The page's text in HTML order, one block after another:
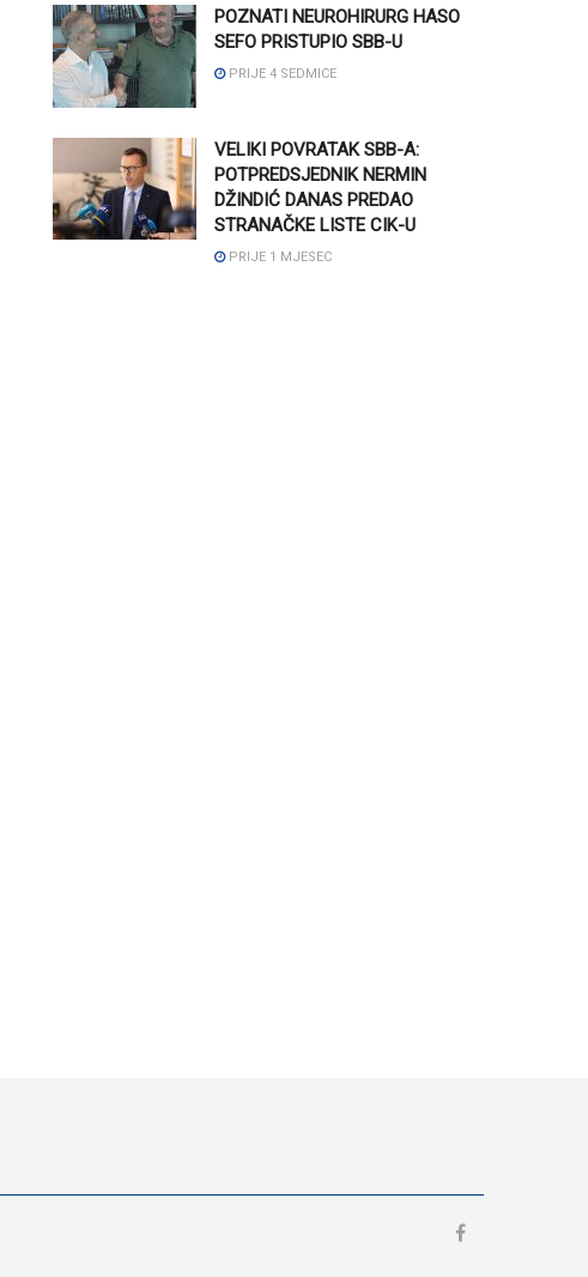
POZNATI NEUROHIRURG HASO
SEFO PRISTUPIO SBB-U
PRIJE 4 SEDMICE
VELIKI POVRATAK SBB-A:
POTPREDSJEDNIK NERMIN
DŽINDIĆ DANAS PREDAO
STRANAČKE LISTE CIK-U
PRIJE 1 MJESEC